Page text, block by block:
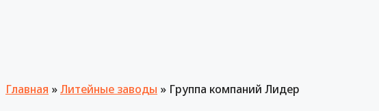
Главная »Литейные заводы » Группа компаний Лидер